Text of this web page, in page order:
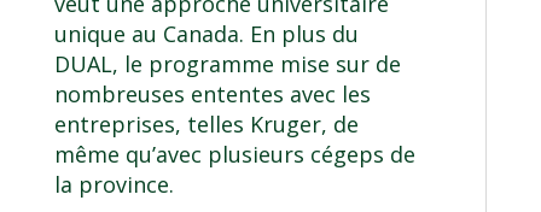
unique au Canada. En plus du
DUAL, le programme mise sur de
nombreuses ententes avec les
entreprises, telles Kruger, de
même qu’avec plusieurs cégeps de
la province.